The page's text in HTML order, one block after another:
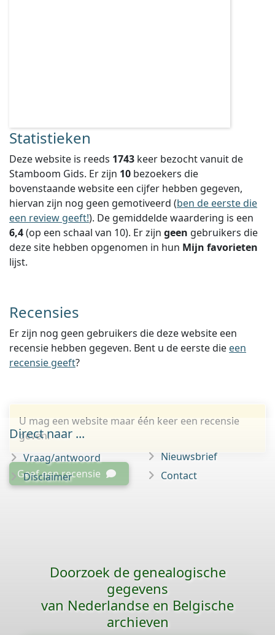
Statistieken
Deze website is reeds 1743 keer bezocht vanuit de
Stamboom Gids. Er zijn 10 bezoekers die
bovenstaande website een cijfer hebben gegeven,
hiervan zijn nog geen gemotiveerd (ben de eerste die
een review geeft!). De gemiddelde waardering is een
6,4(op een schaal van 10). Er zijn geen gebruikers die
deze site hebben opgenomen in hun Mijn favorieten
lijst.
Recensies
Er zijn nog geen gebruikers die deze website een
recensie hebben gegeven. Bent u de eerste die een
recensie geeft?
U mag een website maar één keer een recensie
geven.
Geef een recensie
Direct naar ...
Vraag/antwoord
Disclaimer
Nieuwsbrief
Contact
Doorzoek de genealogische
gegevens
van Nederlandse en Belgische
archieven